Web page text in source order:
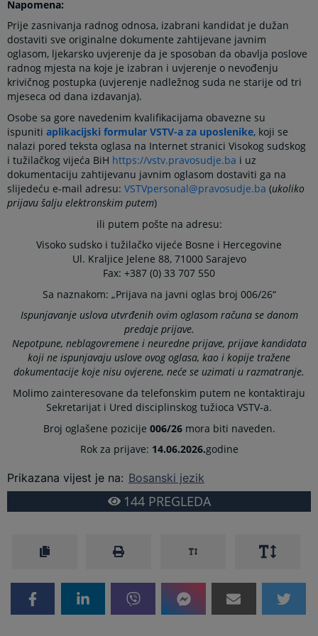
Napomena:
Prije zasnivanja radnog odnosa, izabrani kandidat je dužan
dostaviti sve originalne dokumente zahtijevane javnim
oglasom, ljekarsko uvjerenje da je sposoban da obavlja poslove
radnog mjesta na koje je izabran i uvjerenje o nevođenju
krivičnog postupka (uvjerenje nadležnog suda ne starije od tri
mjeseca od dana izdavanja).
Osobe sa gore navedenim kvalifikacijama obavezne su
ispunitiaplikacijski formular VSTV-a za uposlenike, koji se
nalazi pored teksta oglasa na Internet stranici Visokog sudskog
i tužilačkog vijeća BiH https://vstv.pravosudje.ba i uz
dokumentaciju zahtijevanu javnim oglasom dostaviti ga na
slijedeću e-mail adresu:VSTVpersonal@pravosudje.ba (ukoliko
prijavu šalju elektronskim putem)
ili putem pošte na adresu:
Visoko sudsko i tužilačko vijeće Bosne i Hercegovine
Ul. Kraljice Jelene 88, 71000 Sarajevo
Fax: +387 (0) 33 707 550
Sa naznakom: „Prijava na javni oglas broj 006/26“
Ispunjavanje uslova utvrđenih ovim oglasom računa se danom
predaje prijave.
Nepotpune, neblagovremene i neuredne prijave, prijave kandidata
koji ne ispunjavaju uslove ovog oglasa, kao i kopije tražene
dokumentacije koje nisu ovjerene, neće se uzimati u razmatranje.
Molimo zainteresovane da telefonskim putem ne kontaktiraju
Sekretarijat i Ured disciplinskog tužioca VSTV-a.
Broj oglašene pozicije 006/26 mora biti naveden.
Rok za prijave: 14.06.2026.godine
Prikazana vijest je na: Bosanski jezik
144PREGLEDA